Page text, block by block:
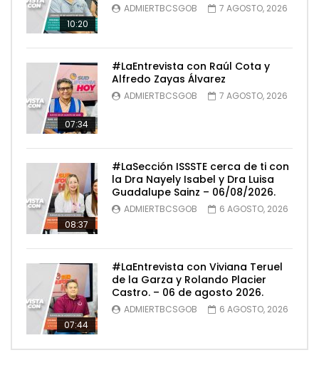
10:20
ADMIERTBCSGOB 7 AGOSTO, 2026
07:34
#LaEntrevista con Raúl Cota y
Alfredo Zayas Álvarez
ADMIERTBCSGOB 7 AGOSTO, 2026
08:37
#LaSección ISSSTE cerca de ti con
la Dra Nayely Isabel y Dra Luisa
Guadalupe Sainz – 06/08/2026.
ADMIERTBCSGOB 6 AGOSTO, 2026
07:44
#LaEntrevista con Viviana Teruel
de la Garza y Rolando Placier
Castro. – 06 de agosto 2026.
ADMIERTBCSGOB 6 AGOSTO, 2026